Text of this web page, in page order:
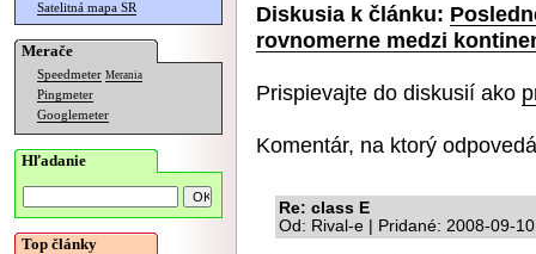
Satelitná mapa SR
Merače
Speedmeter Merania
Pingmeter
Googlemeter
Hľadanie
Top články
Diskusia k článku:
rovnomerne medzi
Prispievajte do diskusií ako
Komentár, na ktorý
Re: class E
Od: Rival-e | Pridané: 2008-09-